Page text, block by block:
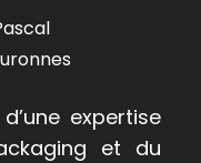
expertise
et du